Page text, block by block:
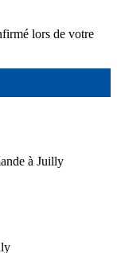
lors de votre
à Juilly